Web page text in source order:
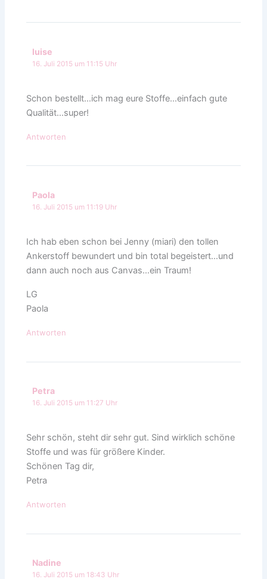
luise
16. Juli 2015 um 11:15 Uhr
Schon bestellt…ich mag eure Stoffe…einfach gute
Qualität…super!
Antworten
Paola
16. Juli 2015 um 11:19 Uhr
Ich hab eben schon bei Jenny (miari) den tollen
Ankerstoff bewundert und bin total begeistert…und
dann auch noch aus Canvas…ein Traum!
LG
Paola
Antworten
Petra
16. Juli 2015 um 11:27 Uhr
Sehr schön, steht dir sehr gut. Sind wirklich schöne
Stoffe und was für größere Kinder.
Schönen Tag dir,
Petra
Antworten
Nadine
16. Juli 2015 um 18:43 Uhr